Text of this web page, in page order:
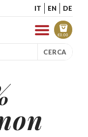
IT EN DE
€0.00
CERCA